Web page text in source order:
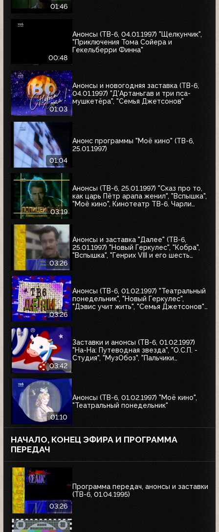
01:46
00:48
Анонсы (ТВ-6, 04.01.1997) "Щелкунчик",
"Приключения Тома Сойера и
Гекельберри Финна"
01:03
Анонсы и новогодняя заставка (ТВ-6,
04.01.1997) "Д'Артаньгав и три пса-
мушкетёра", "Семья Джетсонов"
01:04
Анонс программы "Моё кино" (ТВ-6,
25.01.1997)
03:19
Анонсы (ТВ-6, 25.01.1997) "Сказ про то,
как царь Пётр арапа женил", "Вспышка",
"Моё кино", Кинотеатр ТВ-6. Чарли
03:26
Анонсы и заставка "Далее" (ТВ-6,
25.01.1997) "Новый Геркулес", "Кобра",
"Вспышка", "Генрих VIII и его шесть
03:26
Анонсы (ТВ-6, 01.02.1997) "Театральный
понедельник", "Новый Геркулес",
"Дэвис учит жить", "Семья Джетсонов",
03:42
Заставки и анонсы (ТВ-6, 01.02.1997)
"На-На: Путеводная звезда", "О.С.П. -
Студия", "МузОбоз", "Пальчики
01:10
Анонсы (ТВ-6, 01.02.1997) "Моё кино",
"Театральный понедельник"
НАЧАЛО, КОНЕЦ ЭФИРА И ПРОГРАММА
ПЕРЕДАЧ
03:26
Программа передач, анонсы и заставки
(ТВ-6, 01.04.1995)